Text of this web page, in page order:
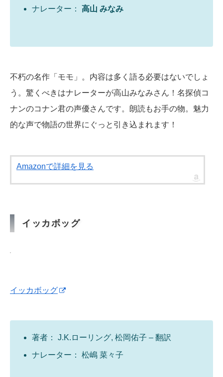
ナレーター：高山 みなみ
不朽の名作「モモ」。内容は多く語る必要はないでしょ
う。驚くべきはナレーターが高山みなみさん！名探偵コ
ナンのコナン君の声優さんです。朗読もお手の物。魅力
的な声で物語の世界にぐっと引き込まれます！
Amazonで詳細を見る
イッカボッグ
イッカボッグ
著者： J.K.ローリング, 松岡佑子 – 翻訳
ナレーター： 松嶋 菜々子